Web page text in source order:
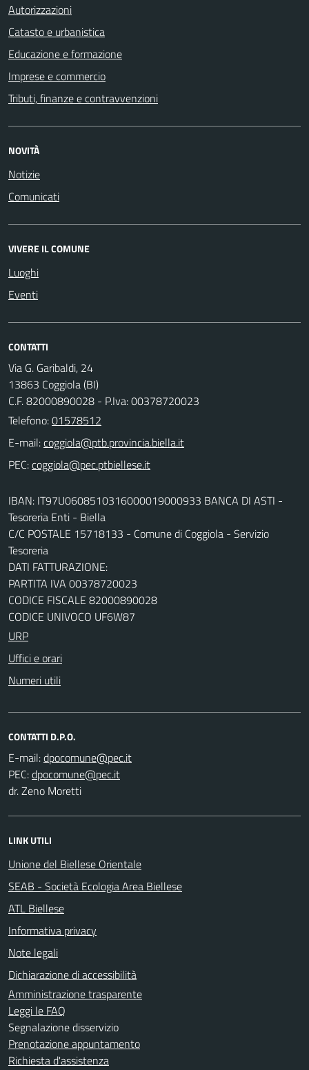
Autorizzazioni
Catasto e urbanistica
Educazione e formazione
Imprese e commercio
Tributi, finanze e contravvenzioni
NOVITÀ
Notizie
Comunicati
VIVERE IL COMUNE
Luoghi
Eventi
CONTATTI
Via G. Garibaldi, 24
13863 Coggiola (BI)
C.F. 82000890028 - P.Iva: 00378720023
Telefono:01578512
E-mail:
PEC:
IBAN: IT97U0608510316000019000933 BANCA DI ASTI -
Tesoreria Enti - Biella
C/C POSTALE 15718133 - Comune di Coggiola - Servizio
Tesoreria
DATI FATTURAZIONE:
PARTITA IVA 00378720023
CODICE FISCALE 82000890028
CODICE UNIVOCO UF6W87
URP
Uffici e orari
Numeri utili
CONTATTI D.P.O.
E-mail:
PEC:
dr. Zeno Moretti
LINK UTILI
Unione del Biellese Orientale
SEAB - Società Ecologia Area Biellese
ATL Biellese
Informativa privacy
Note legali
Dichiarazione di accessibilità
Amministrazione trasparente
Leggi le FAQ
Segnalazione disservizio
Prenotazione appuntamento
Richiesta d'assistenza